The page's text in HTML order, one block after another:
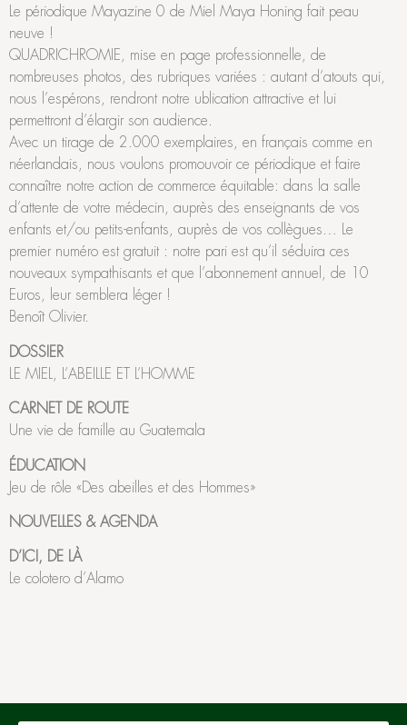
Le périodique Mayazine 0 de Miel Maya Honing fait peau
neuve !
QUADRICHROMIE, mise en page professionnelle, de
nombreuses photos, des rubriques variées : autant d’atouts qui,
nous l’espérons, rendront notre ublication attractive et lui
permettront d’élargir son audience.
Avec un tirage de 2.000 exemplaires, en français comme en
néerlandais, nous voulons promouvoir ce périodique et faire
connaître notre action de commerce équitable: dans la salle
d’attente de votre médecin, auprès des enseignants de vos
enfants et/ou petits-enfants, auprès de vos collègues… Le
premier numéro est gratuit : notre pari est qu’il séduira ces
nouveaux sympathisants et que l’abonnement annuel, de 10
Euros, leur semblera léger !
Benoît Olivier.
DOSSIER
LE MIEL, L’ABEILLE ET L’HOMME
CARNET DE ROUTE
Une vie de famille au Guatemala
ÉDUCATION
Jeu de rôle «Des abeilles et des Hommes»
NOUVELLES & AGENDA
D’ICI, DE LÀ
Le colotero d’Alamo